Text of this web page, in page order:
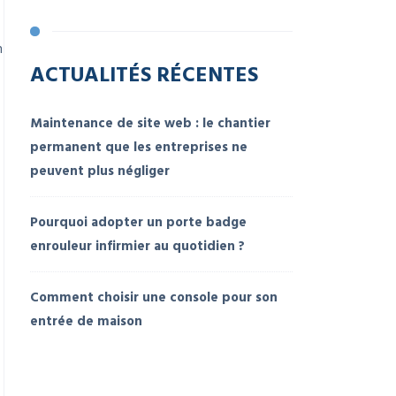
ACTUALITÉS RÉCENTES
Maintenance de site web : le chantier
permanent que les entreprises ne
peuvent plus négliger
Pourquoi adopter un porte badge
enrouleur infirmier au quotidien ?
Comment choisir une console pour son
entrée de maison